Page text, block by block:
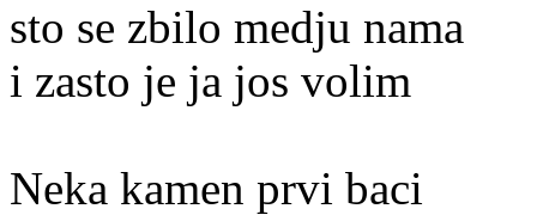
sto se zbilo medju nama
i zasto je ja jos volim
Neka kamen prvi baci